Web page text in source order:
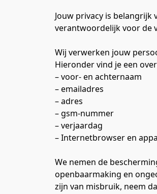
Jouw privacy is
verantwoordelijk voor de
Wij verwerken jouw
Hieronder vind je een
– voor- en achternaam
– emailadres
– adres
– gsm-nummer
– verjaardag
– Internetbrowser en
We nemen de
openbaarmaking en
zijn van misbruik, neem